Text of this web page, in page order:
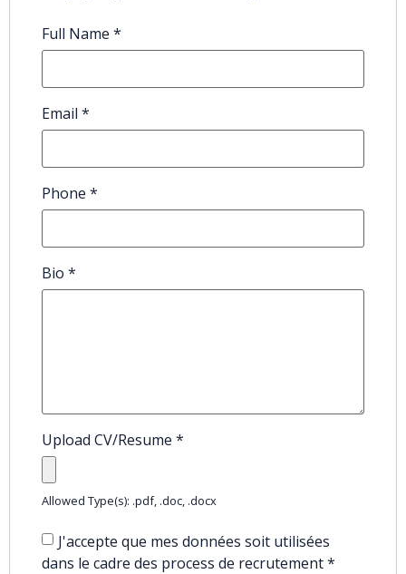
Full Name *
Email *
Phone *
Bio *
Upload CV/Resume *
Allowed Type(s): .pdf, .doc, .docx
J'accepte que mes données soit utilisées
dans le cadre des process de recrutement*